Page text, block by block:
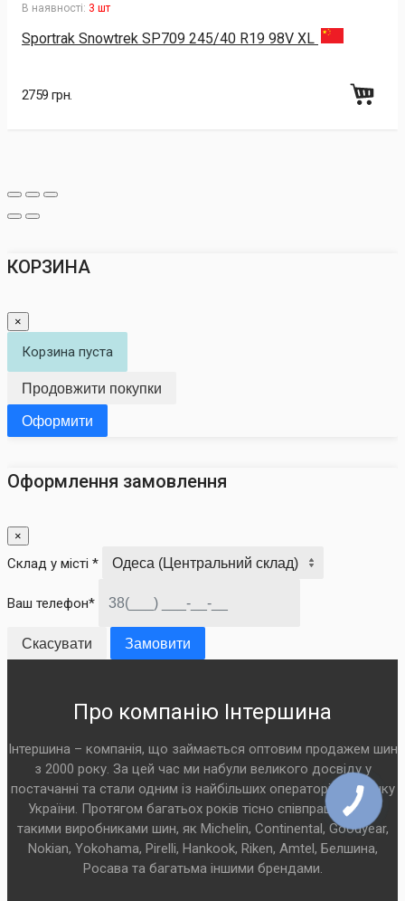
В наявності: 3 шт
Sportrak Snowtrek SP709 245/40 R19 98V XL
2759 грн.
КОРЗИНА
×
Корзина пуста
Продовжити покупки
Оформити
Оформлення замовлення
×
Склад у місті *
Ваш телефон*
Скасувати Замовити
Про компанію Інтершина
Інтершина – компанія, що займається оптовим продажем шин
з 2000 року. За цей час ми набули великого досвіду у
постачанні та стали одним із найбільших операторів на ринку
України. Протягом багатьох років тісно співпрацюємо з
такими виробниками шин, як Michelin, Continental, Goodyear,
Nokian, Yokohama, Pirelli, Hankook, Riken, Amtel, Белшина,
Росава та багатьма іншими брендами.